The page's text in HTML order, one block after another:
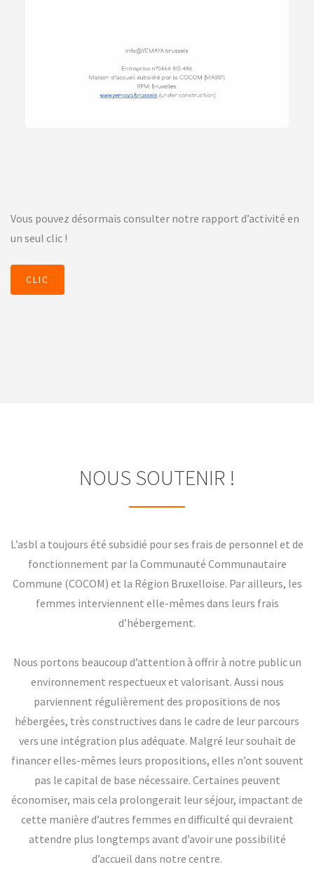
Vous pouvez désormais consulter notre rapport d’activité en
un seul clic !
CLIC
NOUS SOUTENIR !
L’asbl a toujours été subsidié pour ses frais de personnel et de
fonctionnement par la Communauté Communautaire
Commune (COCOM) et la Région Bruxelloise. Par ailleurs, les
femmes interviennent elle-mêmes dans leurs frais
d’hébergement.
Nous portons beaucoup d’attention à offrir à notre public un
environnement respectueux et valorisant. Aussi nous
parviennent régulièrement des propositions de nos
hébergées, très constructives dans le cadre de leur parcours
vers une intégration plus adéquate. Malgré leur souhait de
financer elles-mêmes leurs propositions, elles n’ont souvent
pas le capital de base nécessaire. Certaines peuvent
économiser, mais cela prolongerait leur séjour, impactant de
cette manière d’autres femmes en difficulté qui devraient
attendre plus longtemps avant d’avoir une possibilité
d’accueil dans notre centre.